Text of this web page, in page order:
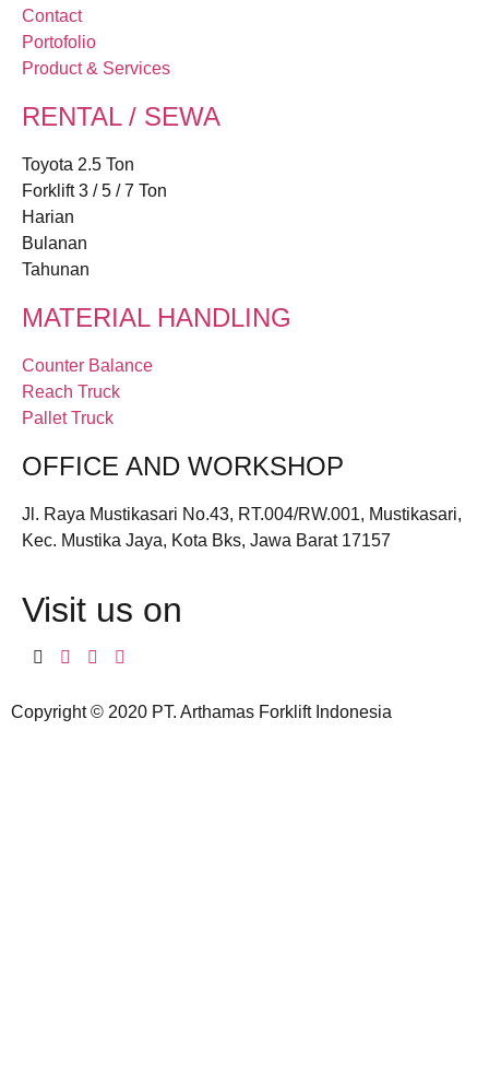
Contact
Portofolio
Product & Services
RENTAL / SEWA
Toyota 2.5 Ton
Forklift 3 / 5 / 7 Ton
Harian
Bulanan
Tahunan
MATERIAL HANDLING
Counter Balance
Reach Truck
Pallet Truck
OFFICE AND WORKSHOP
Jl. Raya Mustikasari No.43, RT.004/RW.001, Mustikasari,
Kec. Mustika Jaya, Kota Bks, Jawa Barat 17157
Visit us on
Copyright © 2020 PT. Arthamas Forklift Indonesia